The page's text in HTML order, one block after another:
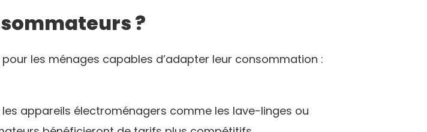
?
pour les ménages capables d’adapter leur consommation :
les appareils électroménagers comme les lave-linges ou